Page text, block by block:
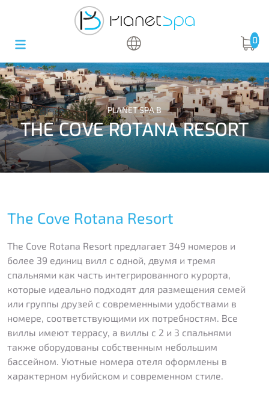
0
PLANET SPA В
THE COVE ROTANA RESORT
The Cove Rotana Resort
The Cove Rotana Resort предлагает 349 номеров и
более 39 единиц вилл с одной, двумя и тремя
спальнями как часть интегрированного курорта,
которые идеально подходят для размещения семей
или группы друзей с современными удобствами в
номере, соответствующими их потребностям. Все
виллы имеют террасу, а виллы с 2 и 3 спальнями
также оборудованы собственным небольшим
бассейном. Уютные номера отеля оформлены в
характерном нубийском и современном стиле.